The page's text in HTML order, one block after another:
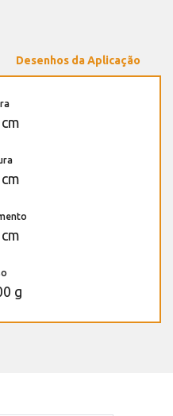
Desenhos da Aplicação
g